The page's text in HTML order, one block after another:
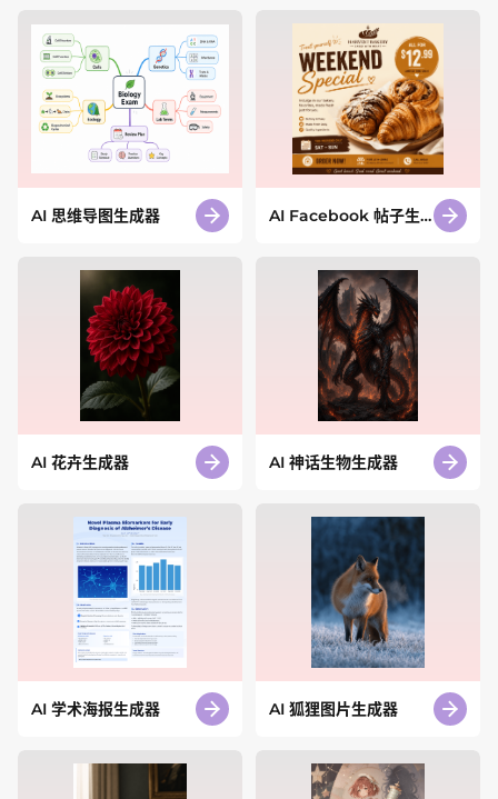
AI 思维导图生成器
AI Facebook 帖子生
AI 花卉生成器 AI 神话生物生成器
AI 学术海报生成器 AI 狐狸图片生成器